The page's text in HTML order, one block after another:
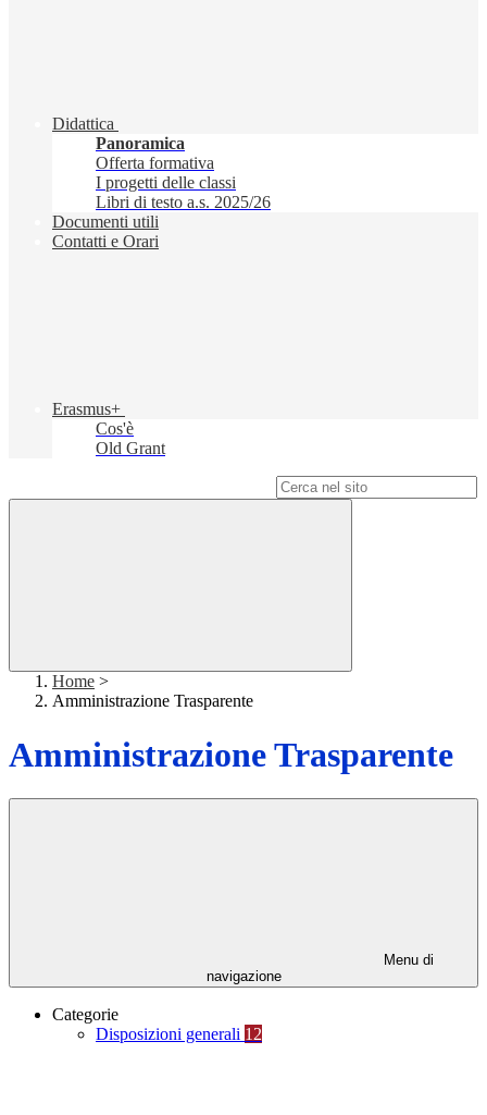
Didattica
Panoramica
Offerta formativa
I progetti delle classi
Libri di testo a.s. 2025/26
Documenti utili
Contatti e Orari
Erasmus+
Cos'è
Old Grant
Home >
Amministrazione Trasparente
Amministrazione Trasparente
Menu di
navigazione
Categorie
Disposizioni generali 12